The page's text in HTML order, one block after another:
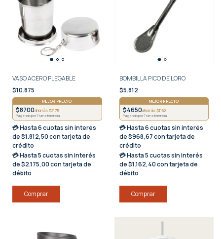
VASO ACERO PLEGABLE
$10.875
MEJOR PRECIO
$8700ahorrás $2175
Pagando por Transferencia
💳 Hasta6 cuotas sin interés
de $1.812,50 con tarjeta de
crédito
💳 Hasta5 cuotas sin interés
de $2.175,00 con tarjeta de
débito
BOMBILLA PICO DE LORO
$5.812
MEJOR PRECIO
$4650ahorrás $1162
Pagando por Transferencia
💳 Hasta6 cuotas sin interés
de $968,67 con tarjeta de
crédito
💳 Hasta5 cuotas sin interés
de $1.162,40 con tarjeta de
débito